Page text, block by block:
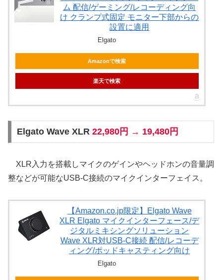
ム 配信/ゲーミング/レコーディング向
け クランプ式固定 モニター下部からの
設置に適用
Elgato
Amazonで検索
楽天で検索
Elgato Wave XLR 22,980円 → 19,480円
XLR入力を搭載しマイクのゲインやヘッドホンの音量調
整などが可能なUSB-C接続のマイクインターフェイス。
【Amazon.co.jp限定】Elgato Wave
XLR Elgato マイクインターフェース/デ
ジタルミキシングソリューション
Wave XLR対USB-C接続 配信/レコーデ
ィング/ポッドキャスティング向け
Elgato